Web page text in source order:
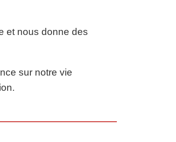
et nous donne des
sur notre vie